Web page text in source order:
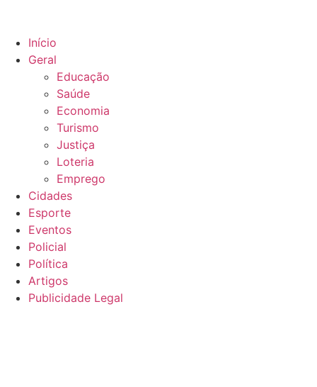
Início
Geral
Educação
Saúde
Economia
Turismo
Justiça
Loteria
Emprego
Cidades
Esporte
Eventos
Policial
Política
Artigos
Publicidade Legal